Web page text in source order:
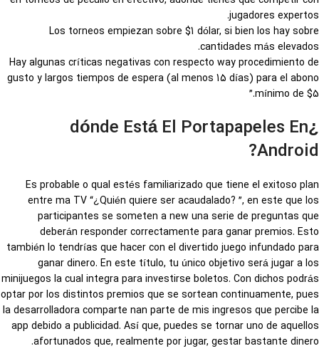
jugadores expertos.
Los torneos empiezan sobre $1 dólar, si bien los hay sobre
cantidades más elevados.
Hay algunas críticas negativas con respecto way procedimiento de
gusto y largos tiempos de espera (al menos 15 días) para el abono
mínimo de $5.”
¿dónde Está El Portapapeles En
Android?
Es probable o qual estés familiarizado que tiene el exitoso plan
entre ma TV “¿Quién quiere ser acaudalado? ”, en este que los
participantes se someten a new una serie de preguntas que
deberán responder correctamente para ganar premios. Esto
también lo tendrías que hacer con el divertido juego infundado para
ganar dinero. En este título, tu único objetivo será jugar a los
minijuegos la cual integra para investirse boletos. Con dichos podrás
optar por los distintos premios que se sortean continuamente, pues
la desarrolladora comparte nan parte de mis ingresos que percibe la
app debido a publicidad. Así que, puedes se tornar uno de aquellos
afortunados que, realmente por jugar, gestar bastante dinero.